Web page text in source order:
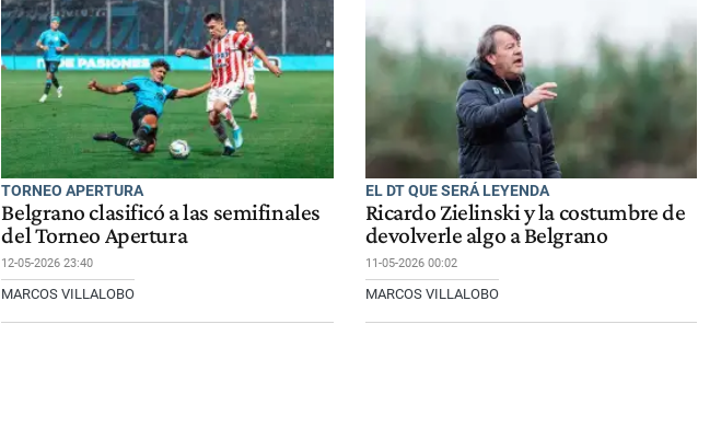
TORNEO APERTURA
Belgrano clasificó a las semifinales
del Torneo Apertura
12-05-2026 23:40
MARCOS VILLALOBO
EL DT QUE SERÁ LEYENDA
Ricardo Zielinski y la costumbre de
devolverle algo a Belgrano
11-05-2026 00:02
MARCOS VILLALOBO